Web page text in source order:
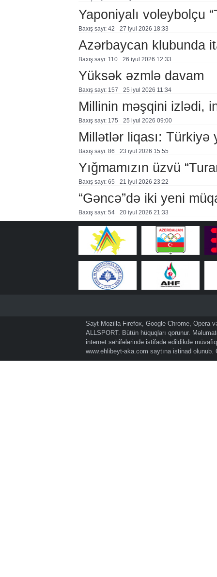
Yaponiyalı voleybolçu
Baxış sayı: 42 27 i̇yul 2026 18:33
Azərbaycan klubunda
Baxış sayı: 110 26 i̇yul 2026 12:33
Yüksək əzmlə davam
Baxış sayı: 157 25 i̇yul 2026 11:34
Millinin məşqini izlədi,
Baxış sayı: 175 25 i̇yul 2026 09:00
Millətlər liqası: Türkiyə
Baxış sayı: 86 23 i̇yul 2026 15:55
Yığmamızın üzvü
Baxış sayı: 65 21 i̇yul 2026 23:22
“Gəncə”də iki yeni
Baxış sayı: 54 20 i̇yul 2026 21:33
Sayt Mozilla Firefox, Google Chrome, Opera
ALLSPORT. Bütün hüquqları qorunur.
internet səhifələrində istifadə edildikdə
www.ehlibeyt-aka.com saytına istinad olunub.